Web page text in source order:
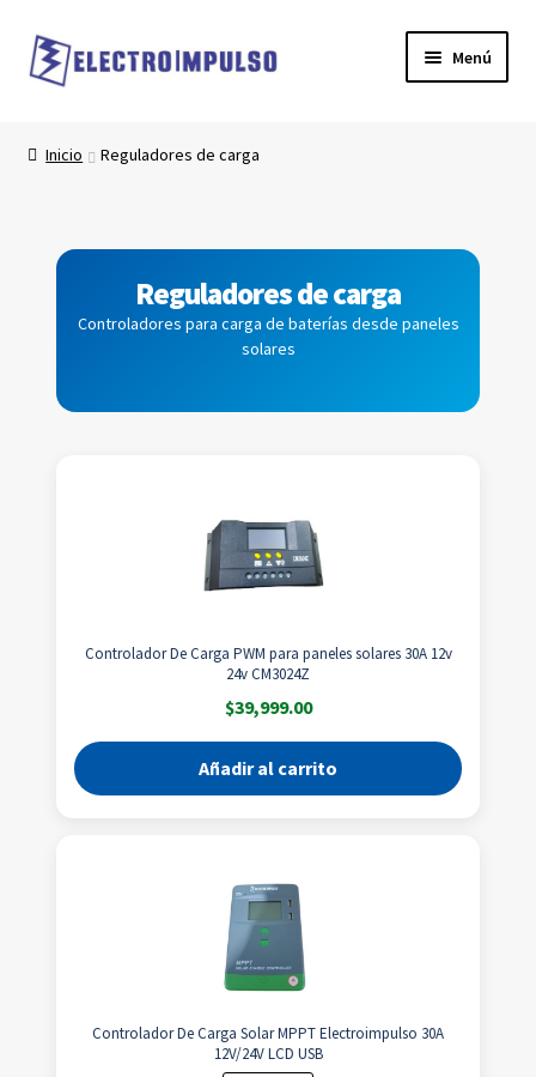
Ir
a
Ir
al
Menú
Finalizar compra
Inicio Reguladores de carga
Reguladores de carga
Controladores para carga de baterías desde paneles
solares
Controlador De Carga PWM para paneles solares 30A 12v
24v CM3024Z
$39,999.00
Añadir al carrito
Controlador De Carga Solar MPPT Electroimpulso 30A
12V/24V LCD USB